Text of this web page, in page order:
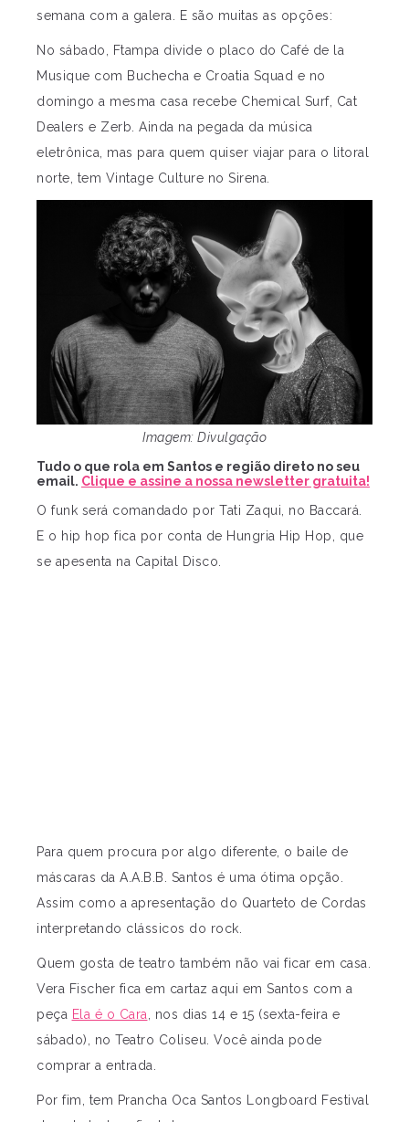
semana com a galera. E são muitas as opções:
No sábado, Ftampa divide o placo do Café de la
Musique com Buchecha e Croatia Squad e no
domingo a mesma casa recebe Chemical Surf, Cat
Dealers e Zerb. Ainda na pegada da música
eletrônica, mas para quem quiser viajar para o litoral
norte, tem Vintage Culture no Sirena.
Imagem: Divulgação
Tudo o que rola em Santos e região direto no seu
email. Clique e assine a nossa newsletter gratuita!
O funk será comandado por Tati Zaqui, no Baccará.
E o hip hop fica por conta de Hungria Hip Hop, que
se apesenta na Capital Disco.
Para quem procura por algo diferente, o baile de
máscaras da A.A.B.B. Santos é uma ótima opção.
Assim como a apresentação do Quarteto de Cordas
interpretando clássicos do rock.
Quem gosta de teatro também não vai ficar em casa.
Vera Fischer fica em cartaz aqui em Santos com a
peça Ela é o Cara , nos dias 14 e 15 (sexta-feira e
sábado), no Teatro Coliseu. Você ainda pode
comprar a entrada.
Por fim, tem Prancha Oca Santos Longboard Festival